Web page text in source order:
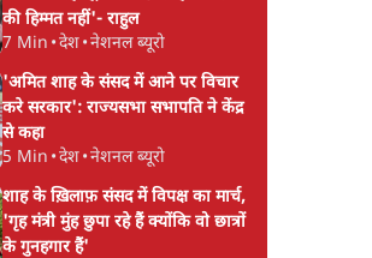
की हिम्मत नहीं'- राहुल
7 Min •देश•नेशनल ब्यूरो
'अमित शाह के संसद में आने पर विचार
करे सरकार': राज्यसभा सभापति ने केंद्र
से कहा
5 Min •देश•नेशनल ब्यूरो
शाह के ख़िलाफ़ संसद में विपक्ष का मार्च,
'गृह मंत्री मुंह छुपा रहे हैं क्योंकि वो छात्रों
के गुनहगार हैं'